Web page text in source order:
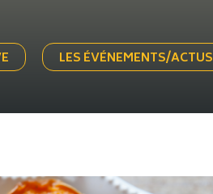
LES ÉVÉNEMENTS/ACTUS